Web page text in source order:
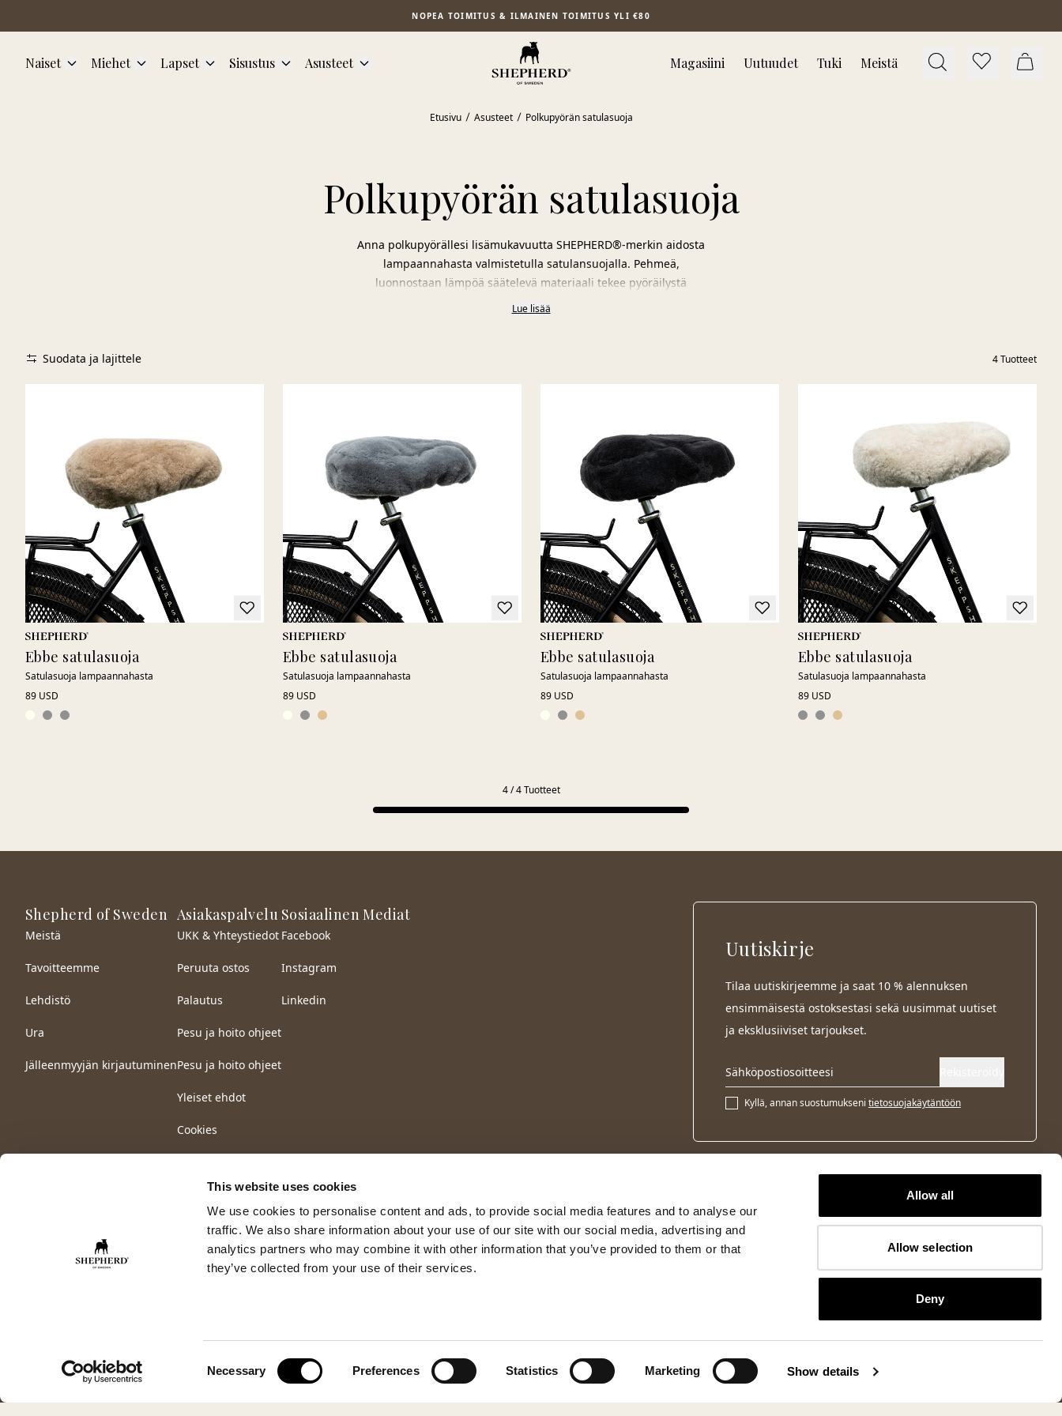
This website uses cookies
We use cookies to personalise content and ads, to provide social media features and to analyse our
traffic. We also share information about your use of our site with our social media, advertising and
analytics partners who may combine it with other information that you’ve provided to them or that
they’ve collected from your use of their services.
Necessary Preferences Statistics Marketing Show details
Allow all
Allow selection
Deny
NOPEA TOIMITUS & ILMAINEN TOIMITUS YLI €80
Naiset Miehet Lapset Sisustus Asusteet Magasiini Uutuudet Tuki Meistä
Etusivu Asusteet Polkupyörän satulasuoja
Polkupyörän satulasuoja
Anna polkupyörällesi lisämukavuutta SHEPHERD®-merkin aidosta
lampaannahasta valmistetulla satulansuojalla. Pehmeä,
luonnostaan lämpöä säätelevä materiaali tekee pyöräilystä
miellyttävämpää ympäri vuoden. Lampaannahan hengittävät
Lue lisää
Suodata ja lajittele 4Tuotteet
Ebbe satulasuoja
Satulasuoja lampaannahasta
89 USD
Ebbe satulasuoja
Satulasuoja lampaannahasta
89 USD
Ebbe satulasuoja
Satulasuoja lampaannahasta
89 USD
Ebbe satulasuoja
Satulasuoja lampaannahasta
89 USD
4 /4 Tuotteet
Shepherd of Sweden
Meistä
Tavoitteemme
Lehdistö
Ura
Jälleenmyyjän kirjautuminen
Asiakaspalvelu
UKK & Yhteystiedot
Peruuta ostos
Palautus
Pesu ja hoito ohjeet
Pesu ja hoito ohjeet
Yleiset ehdot
Cookies
Sosiaalinen Mediat
Facebook
Instagram
Linkedin
Uutiskirje
Tilaa uutiskirjeemme ja saat 10 % alennuksen
ensimmäisestä ostoksestasi sekä uusimmat uutiset
ja eksklusiiviset tarjoukset.
Kyllä, annan suostumukseni tietosuojakäytäntöön
© 2026 Shepherd of Sweden